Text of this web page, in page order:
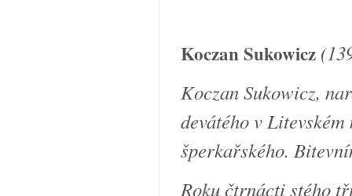
Koczan Sukowicz
Koczan Sukowicz,
devátého v
šperkařského.
Roku čtrnácti stého